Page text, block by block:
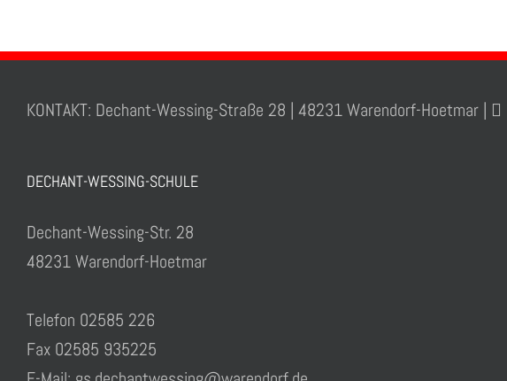
KONTAKT: Dechant-Wessing-Straße 28 | 48231 Warendorf-Hoetmar |
DECHANT-WESSING-SCHULE
Dechant-Wessing-Str. 28
48231 Warendorf-Hoetmar
Telefon 02585 226
Fax 02585 935225